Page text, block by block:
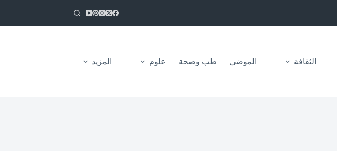
الثقافة الموضى طب وصحة علوم المزيد